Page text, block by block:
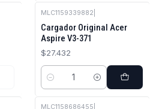
MLC1159339882
Cargador Original Acer
Aspire V3-371
$27.432
Cantidad
MLC1158686455